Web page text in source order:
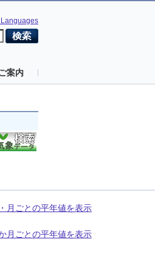
案内
月ごとの平年値を表示
月ごとの平年値を表示